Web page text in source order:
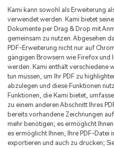
Veröffentlichung
Freiberufler
Alle PDF-Funktionen
PDF-Wissen
PDF-bezogene
Download-Zentrum
Laden Sie die
Kami kann sowohl als Erweiterung
verwendet werden. Kami bietet
Dokumente per Drag & Drop mit
gemeinsam zu nutzen. Abgesehen
PDF-Erweiterung nicht nur auf
gängigen Browsern wie Firefox und
werden. Kami enthält verschiedene
tun müssen, um Ihr PDF zu
abzulegen und diese Funktionen
Funktionen, die Kami bietet,
zu einem anderen Abschnitt Ihres
bereits vorhandene Zeichnungen
mehr benötigen; es ermöglicht
es ermöglicht Ihnen, Ihre PDF-Datei
exportieren und auch zu drucken;